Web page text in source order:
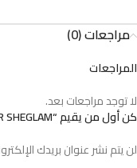
مراجعات (0)
المراجعات
لا توجد مراجعات بعد.
كن أول من يقيم “BRONZER SHEGLAM”
لن يتم نشر عنوان بريدك